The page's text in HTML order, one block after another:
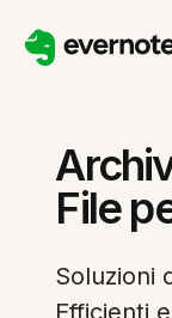
File
Soluzioni
Efficienti